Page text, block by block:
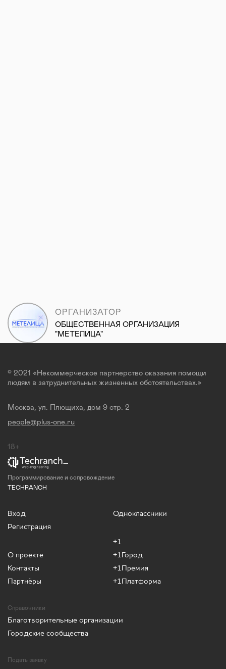
ОРГАНИЗАТОР
ОБЩЕСТВЕННАЯ ОРГАНИЗАЦИЯ
"МЕТЕЛИЦА"
© 2021 «Некоммерческое партнерство оказания помощи
людям в затруднительных жизненных обстоятельствах.»
Москва, ул. Плющиха, дом 9 стр. 2
people@plus-one.ru
18+
Программирование и сопровождение
TECHRANCH
Вход
Регистрация
О проекте
Контакты
Партнёры
Одноклассники
+1
+1Город
+1Премия
+1Платформа
Справочники
Благотворительные организации
Городские сообщества
Подать заявку